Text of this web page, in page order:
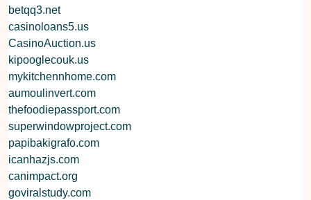
betqq3.net
casinoloans5.us
CasinoAuction.us
kipooglecouk.us
mykitchennhome.com
aumoulinvert.com
thefoodiepassport.com
superwindowproject.com
papibakigrafo.com
icanhazjs.com
canimpact.org
goviralstudy.com